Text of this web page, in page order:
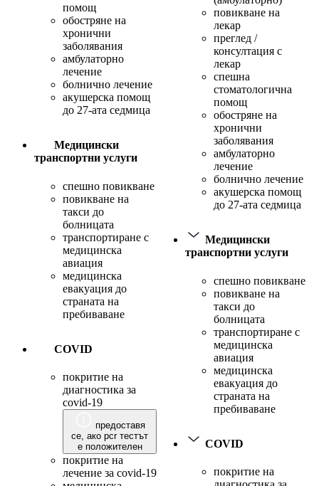
помощ
обостряне на
хронични
заболявания
амбулаторно
лечение
болнично лечение
акушерска помощ
до 27-ата седмица
Медицински
транспортни услуги
спешно повикване
повикване на
такси до
болницата
транспортиране с
медицинска
авиация
медицинска
евакуация до
страната на
пребиваване
COVID
покритие на
диагностика за
covid-19
предоставя
се, ако pcr тестът
е положителен
покритие на
лечение за covid-19
повикване на
лекар
преглед /
консултация с
лекар
спешна
стоматологична
помощ
обостряне на
хронични
заболявания
амбулаторно
лечение
болнично лечение
акушерска помощ
до 27-ата седмица
Медицински
транспортни услуги
спешно повикване
повикване на
такси до
болницата
транспортиране с
медицинска
авиация
медицинска
евакуация до
страната на
пребиваване
COVID
покритие на